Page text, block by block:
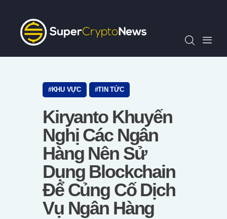
Chỉ Số SCN30
Tin Tức
Quan Điểm
Video
Tiếng Việt
KHU VỰC TIN TỨC
Kiryanto Khuyến
Nghị Các Ngân
Hàng Nên Sử
Dụng Blockchain
Để Củng Cố Dịch
Vụ Ngân Hàng